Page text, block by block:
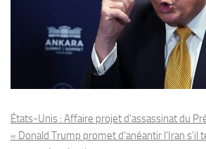
États-Unis : Affaire projet d’assassinat du
« Donald Trump promet d’anéantir l’Iran